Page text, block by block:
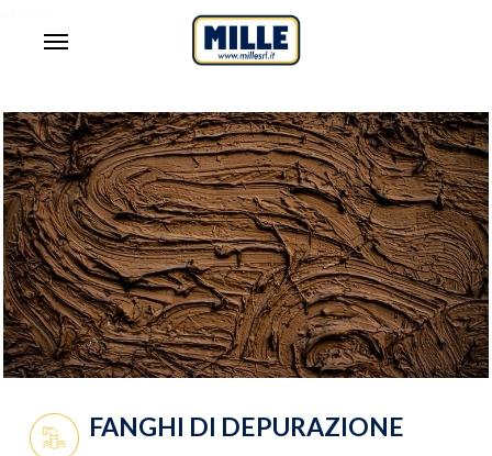
Menu
FANGHI DI DEPURAZIONE